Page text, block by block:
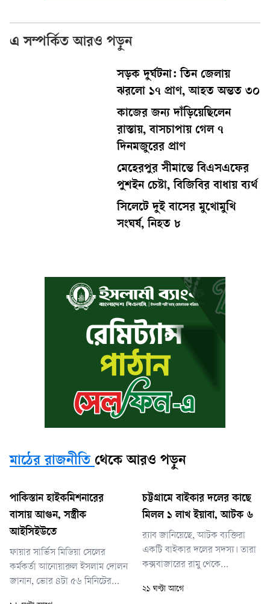
এ সম্পর্কিত আরও পড়ুন
সড়ক দুর্ঘটনা: তিন জেলায়
ঝরলো ১৭ প্রাণ, আহত অন্তত ৩০
কাজের জন্য দাঁড়িয়েছিলেন
রাস্তায়, বাসচাপায় গেল ৭
দিনমজুরের প্রাণ
মেহেরপুর সীমান্তে বিএসএফের
পুশইন চেষ্টা, বিজিবির বাধায় ব্যর্থ
সিলেটে দুই বাসের মুখোমুখি
সংঘর্ষ, নিহত ৮
মাঠের রাজনীতি থেকে আরও পড়ুন
পাকিস্তান হাইকমিশনারের
বাসায় আগুন, সস্ত্রীক
আইসিইউতে
ফায়ার সার্ভিস মিডিয়া সেলের
কর্মকর্তা আনোয়ারুল ইসলাম দোলন
জানান, ভোর ৪টা ৫৬ মিনিটের
চট্টগ্রামে বাইকার দলের কাছে
মিলল ১ লাখ ইয়াবা, আটক ৬
র‌্যাব জানিয়েছে, আটক ব্যক্তিরা
একটি বাইকার দলের সদস্য। তারা
কক্সবাজারের রামু থেকে
চট্টগ্রামে আসছিলেন। বাইক
২১ ঘণ্টা আগে